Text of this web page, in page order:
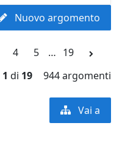
Nuovo argomento
4 5 … 19
1 di 19 944 argomenti
Vai a